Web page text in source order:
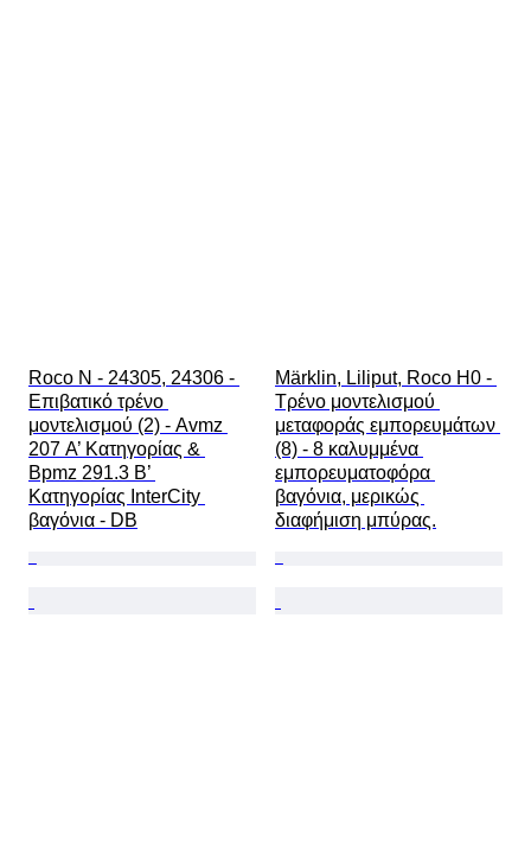
Roco N - 24305, 24306 -
Επιβατικό τρένο
μοντελισμού (2) - Avmz
207 Α’ Κατηγορίας &
Bpmz 291.3 Β’
Κατηγορίας InterCity
βαγόνια - DB
Märklin, Liliput, Roco H0 -
Τρένο μοντελισμού
μεταφοράς εμπορευμάτων
(8) - 8 καλυμμένα
εμπορευματοφόρα
βαγόνια, μερικώς
διαφήμιση μπύρας.